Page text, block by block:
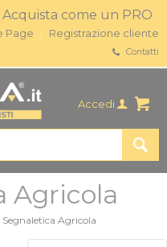
| Acquista come un PRO
Page Registrazione cliente
Contatti
Accedi
Agricola
Segnaletica Agricola